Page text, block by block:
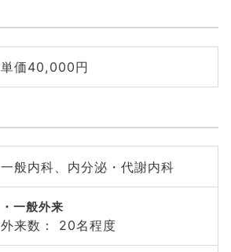
単価40,000円
一般内科、内分泌・代謝内科
一般外来
外来数： 20名程度